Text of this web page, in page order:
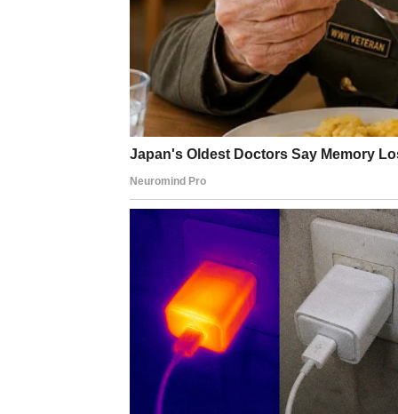
Pred vama su veoma nježni i posebni
BLIZANCI
Zvijezde vam donose neočekivane
Moguće je da upoznate osobu koja
Sudbina vam šalje novu priliku
Pred vama su veoma zanimljivi trenuci.
RAK
Rakovi su među najvećim miljenicima